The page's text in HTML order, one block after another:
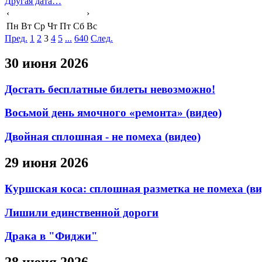
‹
›
Пн Вт Ср Чт Пт Сб Вс
Пред. 1 2 3 4 5 ... 640 След.
30 июня 2026
Достать бесплатные билеты невозможно!
Восьмой день ямочного «ремонта» (видео)
Двойная сплошная - не помеха (видео)
29 июня 2026
Куршская коса: сплошная разметка не помеха
Лишили единственной дороги
Драка в "Фиджи"